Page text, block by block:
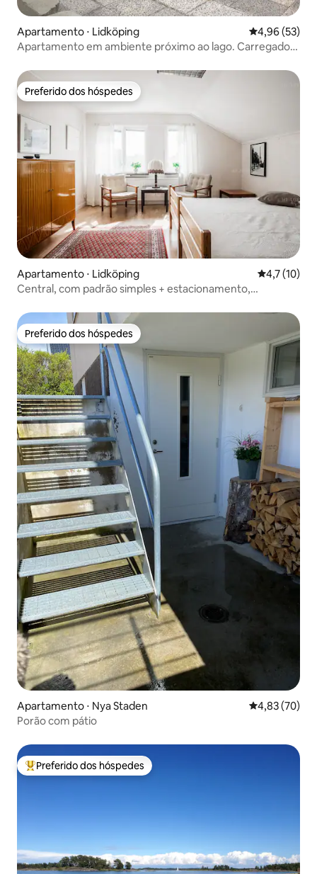
Apartamento ⋅ Lidköping 4,96 de uma
4,96 (53)
Apartamento em ambiente próximo ao lago. Carregador
Preferido dos hóspedes
Preferido dos hóspedes
Apartamento ⋅ Lidköping 4,7 de uma
4,7 (10)
Central, com padrão simples + estacionamento,
Preferido dos hóspedes
Preferido dos hóspedes
Apartamento ⋅ Nya Staden 4,83 de uma
4,83 (70)
Porão com pátio
Entre os melhores preferidos dos hóspedes
Preferido dos hóspedes